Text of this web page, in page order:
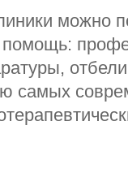
можно
самых